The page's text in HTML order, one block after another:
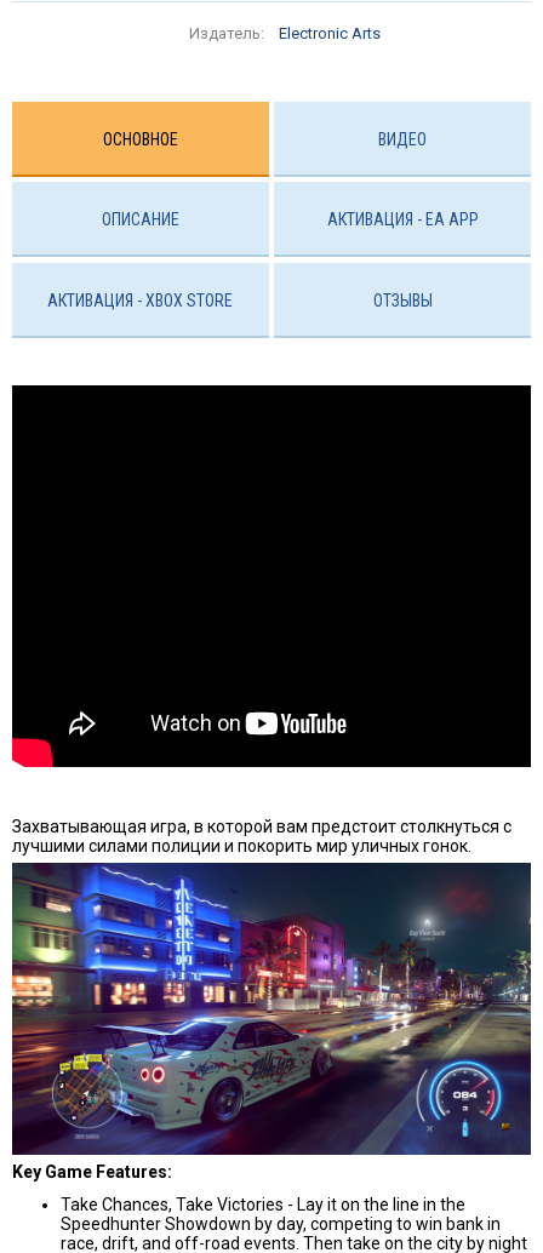
Издатель: Electronic Arts
ОСНОВНОЕ ВИДЕО
ОПИСАНИЕ АКТИВАЦИЯ - EA APP
АКТИВАЦИЯ - ХBOX STORE ОТЗЫВЫ
Захватывающая игра, в которой вам предстоит столкнуться с
лучшими силами полиции и покорить мир уличных гонок.
Key Game Features:
Take Chances, Take Victories - Lay it on the line in the
Speedhunter Showdown by day, competing to win bank in
race, drift, and off-road events. Then take on the city by night